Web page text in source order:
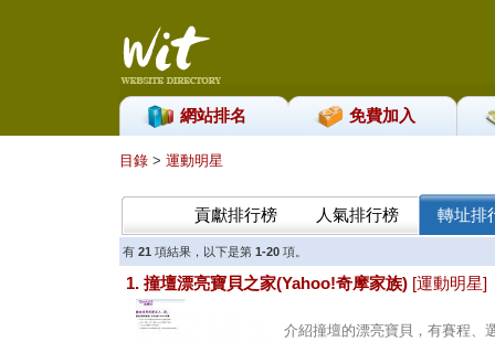
網站排名 免費加入
目錄 > 運動明星
貢獻排行榜 人氣排行榜 轉址排
有 21 項結果，以下是第 1-20項。
1. 撞壇漂亮寶貝之家(Yahoo!奇摩家族) [運動明星]
介紹撞壇的漂亮寶貝，有賽程、